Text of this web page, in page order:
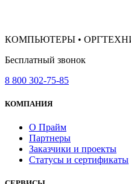
КОМПЬЮТЕРЫ •
Бесплатный звонок
8 800 302-75-85
КОМПАНИЯ
О Прайм
Партнеры
Заказчики и проекты
Статусы и сертификаты